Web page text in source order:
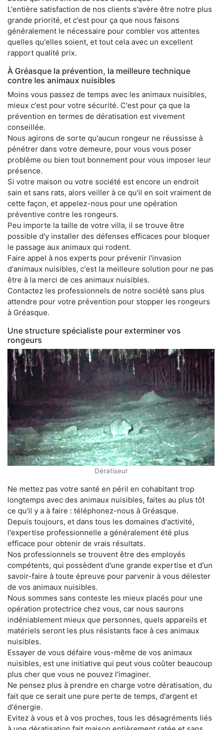
L'entière satisfaction de nos clients s'avère être notre plus
grande priorité, et c'est pour ça que nous faisons
généralement le nécessaire pour combler vos attentes
quelles qu'elles soient, et tout cela avec un excellent
rapport qualité prix.
À Gréasque la prévention, la meilleure technique
contre les animaux nuisibles
Moins vous passez de temps avec les animaux nuisibles,
mieux c'est pour votre sécurité. C'est pour ça que la
prévention en termes de dératisation est vivement
conseillée.
Nous agirons de sorte qu'aucun rongeur ne réussisse à
pénétrer dans votre demeure, pour vous vous poser
problème ou bien tout bonnement pour vous imposer leur
présence.
Si votre maison ou votre société est encore un endroit
sain et sans rats, alors veiller à ce qu'il en soit vraiment de
cette façon, et appelez-nous pour une opération
préventive contre les rongeurs.
Peu importe la taille de votre villa, il se trouve être
possible d'y installer des défenses efficaces pour bloquer
le passage aux animaux qui rodent.
Faire appel à nos experts pour prévenir l'invasion
d'animaux nuisibles, c'est la meilleure solution pour ne pas
être à la merci de ces animaux nuisibles.
Contactez les professionnels de notre société sans plus
attendre pour votre prévention pour stopper les rongeurs
à Gréasque.
Une structure spécialiste pour exterminer vos
rongeurs
Dératiseur
Ne mettez pas votre santé en péril en cohabitant trop
longtemps avec des animaux nuisibles, faites au plus tôt
ce qu'il y a à faire : téléphonez-nous à Gréasque.
Depuis toujours, et dans tous les domaines d'activité,
l'expertise professionnelle a généralement été plus
efficace pour obtenir de vrais résultats.
Nos professionnels se trouvent être des employés
compétents, qui possèdent d'une grande expertise et d'un
savoir-faire à toute épreuve pour parvenir à vous délester
de vos animaux nuisibles.
Nous sommes sans conteste les mieux placés pour une
opération protectrice chez vous, car nous saurons
indéniablement mieux que personnes, quels appareils et
matériels seront les plus résistants face à ces animaux
nuisibles.
Essayer de vous défaire vous-même de vos animaux
nuisibles, est une initiative qui peut vous coûter beaucoup
plus cher que vous ne pouvez l'imaginer.
Ne pensez plus à prendre en charge votre dératisation, du
fait que ce serait une pure perte de temps, d'argent et
d'énergie.
Evitez à vous et à vos proches, tous les désagréments liés